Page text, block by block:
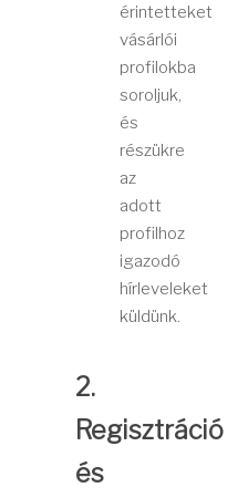
érintetteket
vásárlói
profilokba
soroljuk,
és
részükre
az
adott
profilhoz
igazodó
hírleveleket
küldünk.
2.
Regisztráció
és